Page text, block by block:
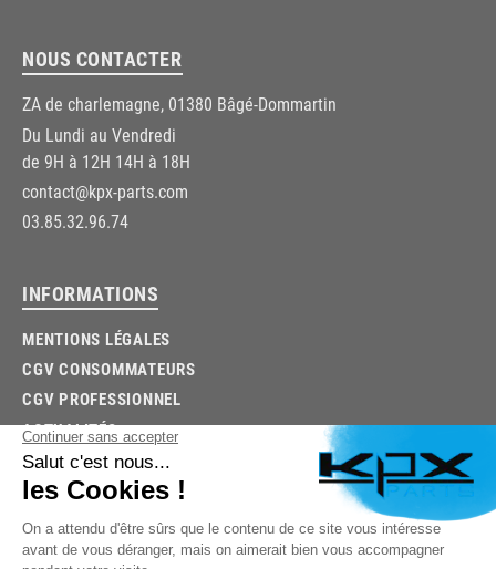
NOUS CONTACTER
ZA de charlemagne, 01380 Bâgé-Dommartin
Du Lundi au Vendredi
de 9H à 12H 14H à 18H
contact@kpx-parts.com
03.85.32.96.74
INFORMATIONS
MENTIONS LÉGALES
CGV CONSOMMATEURS
CGV PROFESSIONNEL
ACTUALITÉS